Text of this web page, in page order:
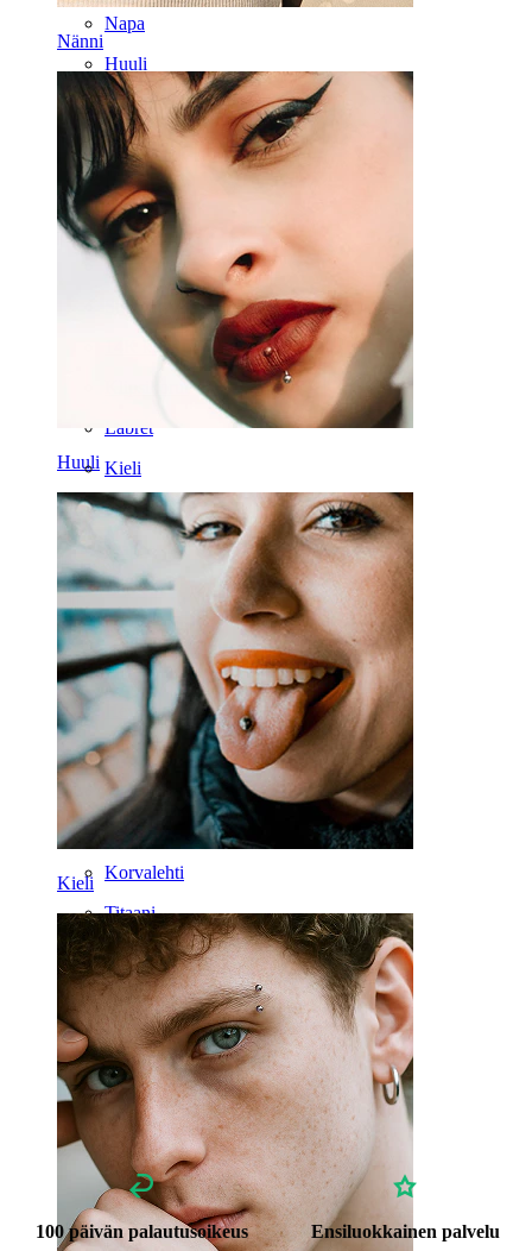
Nänni
Huuli
Kieli
Napa
Huuli
Nänni
Industrial
Dermal
Helix
Korva
Septum
14K kulta
Klipsikorut
Labret
Kieli
Nenä
Barbelli
Rook
Daith
Hevosenkenkä
Rengas
Välineet
Bananabelli
Korvalehti
Titaani
100 päivän palautusoikeus Ensiluokkainen palvelu